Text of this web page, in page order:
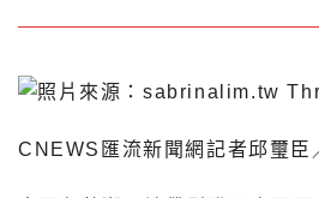
CNEWS匯流新聞網記者邱璽臣